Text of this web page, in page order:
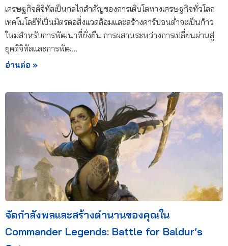
เศรษฐกิจดิจิทัลเป็นกลไกสำคัญของการเติบโตทางเศรษฐกิจทั่วโลก
เทคโนโลยีที่เป็นมิตรต่อสิ่งแวดล้อมและสร้างคาร์บอนต่ำจะเป็นก้าว
ใหม่สำหรับการพัฒนาที่ยั่งยืน การผสานระหว่างการเปลี่ยนผ่านสู่
ยุคดิจิทัลและการพัฒ…
อ่านต่อ »
จัดกำลังพลและสร้างตำนานของคุณใน
Commander Legends: Battle for Baldur’s